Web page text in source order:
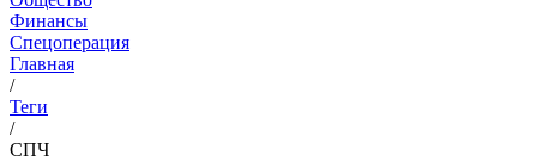
Финансы
Спецоперация
Главная
/
Теги
/
СПЧ